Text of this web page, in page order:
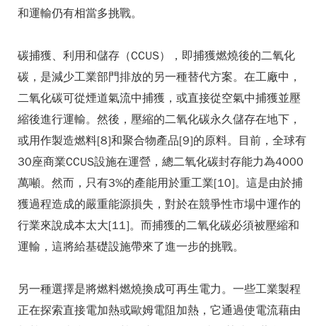
和運輸仍有相當多挑戰。
碳捕獲、利用和儲存（CCUS），即捕獲燃燒後的二氧化
碳，是減少工業部門排放的另一種替代方案。在工廠中，
二氧化碳可從煙道氣流中捕獲，或直接從空氣中捕獲並壓
縮後進行運輸。然後，壓縮的二氧化碳永久儲存在地下，
或用作製造燃料[8]和聚合物產品[9]的原料。目前，全球有
30座商業CCUS設施在運營，總二氧化碳封存能力為4000
萬噸。然而，只有3%的產能用於重工業[10]。這是由於捕
獲過程造成的嚴重能源損失，對於在競爭性市場中運作的
行業來說成本太大[11]。而捕獲的二氧化碳必須被壓縮和
運輸，這將給基礎設施帶來了進一步的挑戰。
另一種選擇是將燃料燃燒換成可再生電力。一些工業製程
正在探索直接電加熱或歐姆電阻加熱，它通過使電流藉由